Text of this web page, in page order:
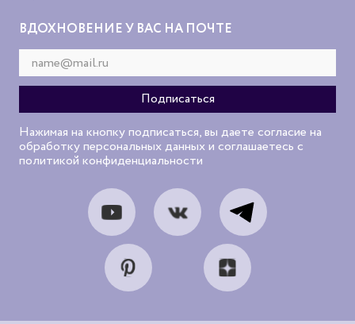
ВДОХНОВЕНИЕ У ВАС НА ПОЧТЕ
Нажимая на кнопку подписаться, вы даете согласие на
обработку персональных данных и соглашаетесь с
политикой конфиденциальности